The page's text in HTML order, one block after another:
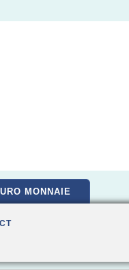
MONNAIE